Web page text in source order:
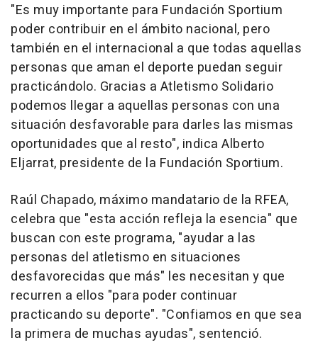
"Es muy importante para Fundación Sportium
poder contribuir en el ámbito nacional, pero
también en el internacional a que todas aquellas
personas que aman el deporte puedan seguir
practicándolo. Gracias a Atletismo Solidario
podemos llegar a aquellas personas con una
situación desfavorable para darles las mismas
oportunidades que al resto", indica Alberto
Eljarrat, presidente de la Fundación Sportium.
Raúl Chapado, máximo mandatario de la RFEA,
celebra que "esta acción refleja la esencia" que
buscan con este programa, "ayudar a las
personas del atletismo en situaciones
desfavorecidas que más" les necesitan y que
recurren a ellos "para poder continuar
practicando su deporte". "Confiamos en que sea
la primera de muchas ayudas", sentenció.